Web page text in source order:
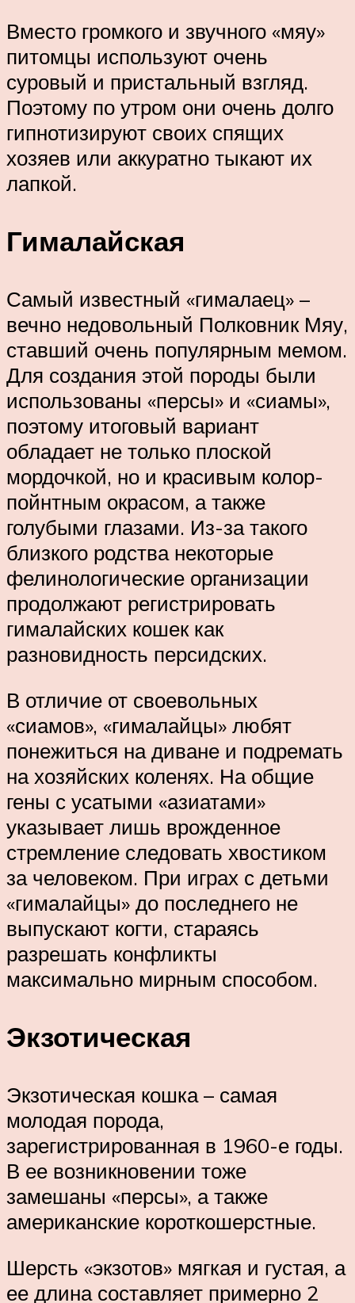
Вместо громкого и звучного «мяу»
питомцы используют очень
суровый и пристальный взгляд.
Поэтому по утром они очень долго
гипнотизируют своих спящих
хозяев или аккуратно тыкают их
лапкой.
Гималайская
Самый известный «гималаец» –
вечно недовольный Полковник Мяу,
ставший очень популярным мемом.
Для создания этой породы были
использованы «персы» и «сиамы»,
поэтому итоговый вариант
обладает не только плоской
мордочкой, но и красивым колор-
пойнтным окрасом, а также
голубыми глазами. Из-за такого
близкого родства некоторые
фелинологические организации
продолжают регистрировать
гималайских кошек как
разновидность персидских.
В отличие от своевольных
«сиамов», «гималайцы» любят
понежиться на диване и подремать
на хозяйских коленях. На общие
гены с усатыми «азиатами»
указывает лишь врожденное
стремление следовать хвостиком
за человеком. При играх с детьми
«гималайцы» до последнего не
выпускают когти, стараясь
разрешать конфликты
максимально мирным способом.
Экзотическая
Экзотическая кошка – самая
молодая порода,
зарегистрированная в 1960-е годы.
В ее возникновении тоже
замешаны «персы», а также
американские короткошерстные.
Шерсть «экзотов» мягкая и густая, а
ее длина составляет примерно 2